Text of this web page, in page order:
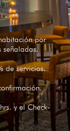
por
señaladas.
de servicios.
y el Check-